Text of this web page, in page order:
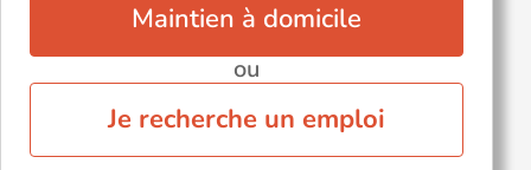
Maintien à domicile
ou
Je recherche un emploi